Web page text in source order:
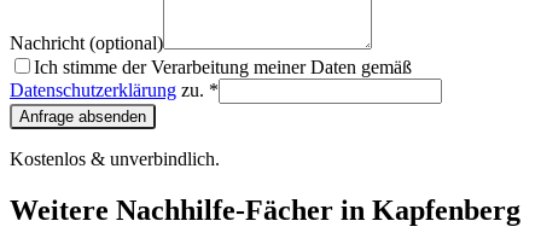
Nachricht (optional)
Ich stimme der Verarbeitung meiner Daten gemäß
Datenschutzerklärung zu. *
Anfrage absenden
Kostenlos & unverbindlich.
Weitere Nachhilfe-Fächer in Kapfenberg